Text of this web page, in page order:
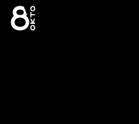
Zum
Inhalt
springen